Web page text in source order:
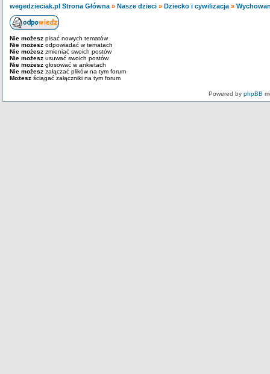
wegedzieciak.pl Strona Główna » Nasze dzieci » Dziecko i cywilizacja »
Nie możesz pisać nowych tematów
Nie możesz odpowiadać w tematach
Nie możesz zmieniać swoich postów
Nie możesz usuwać swoich postów
Nie możesz głosować w ankietach
Nie możesz załączać plików na tym forum
Możesz ściągać załączniki na tym forum
Powered by phpBB